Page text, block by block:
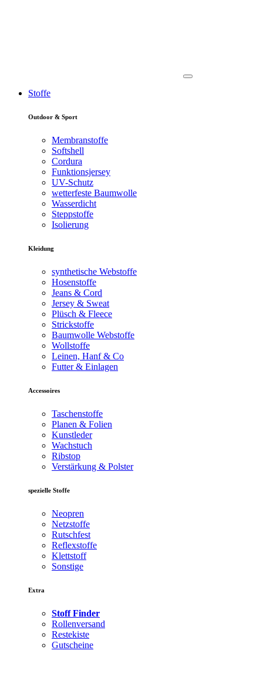
Stoffe
Outdoor & Sport
Membranstoffe
Softshell
Cordura
Funktionsjersey
UV-Schutz
wetterfeste Baumwolle
Wasserdicht
Steppstoffe
Isolierung
Kleidung
synthetische Webstoffe
Hosenstoffe
Jeans & Cord
Jersey & Sweat
Plüsch & Fleece
Strickstoffe
Baumwolle Webstoffe
Wollstoffe
Leinen, Hanf & Co
Futter & Einlagen
Accessoires
Taschenstoffe
Planen & Folien
Kunstleder
Wachstuch
Ribstop
Verstärkung & Polster
spezielle Stoffe
Neopren
Netzstoffe
Rutschfest
Reflexstoffe
Klettstoff
Sonstige
Extra
Stoff Finder
Rollenversand
Restekiste
Gutscheine